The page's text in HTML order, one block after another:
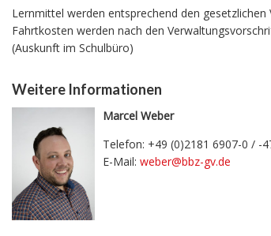
Lernmittel werden entsprechend den
Fahrtkosten werden nach den
(Auskunft im Schulbüro)
Weitere Informationen
Marcel Weber
Telefon: +49 (0)2181 6907-0 / -
E-Mail: weber@bbz-gv.de